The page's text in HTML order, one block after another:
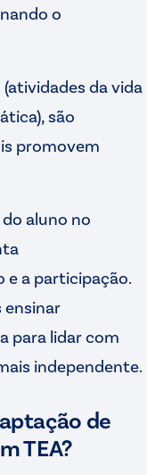
o
da vida
são
promovem
aluno no
a participação.
ensinar
para lidar com
independente.
de
TEA?